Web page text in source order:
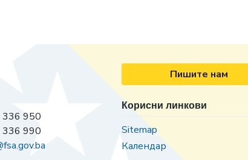
950
990
Пишите нам
Корисни линкови
Sitemap
Календар